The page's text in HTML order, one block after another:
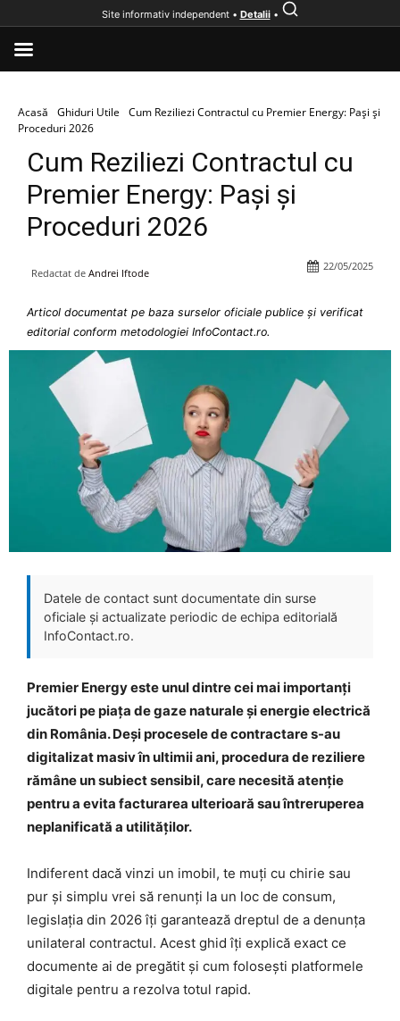
Acasă Ghiduri Utile
Cum Reziliezi Contractul cu Premier Energy: Pași și
Proceduri 2026
Cum Reziliezi Contractul cu
Premier Energy: Pași și
Proceduri 2026
Redactat de Andrei Iftode
22/05/2025
Articol documentat pe baza surselor oficiale publice și verificat
editorial conform metodologiei InfoContact.ro.
Datele de contact sunt documentate din surse
oficiale și actualizate periodic de echipa editorială
InfoContact.ro.
Premier Energy este unul dintre cei mai importanți
jucători pe piața de gaze naturale și energie electrică
din România. Deși procesele de contractare s-au
digitalizat masiv în ultimii ani, procedura de reziliere
rămâne un subiect sensibil, care necesită atenție
pentru a evita facturarea ulterioară sau întreruperea
neplanificată a utilităților.
Indiferent dacă vinzi un imobil, te muți cu chirie sau
pur și simplu vrei să renunți la un loc de consum,
legislația din 2026 îți garantează dreptul de a denunța
unilateral contractul. Acest ghid îți explică exact ce
documente ai de pregătit și cum folosești platformele
digitale pentru a rezolva totul rapid.
Site informativ independent • Detalii•